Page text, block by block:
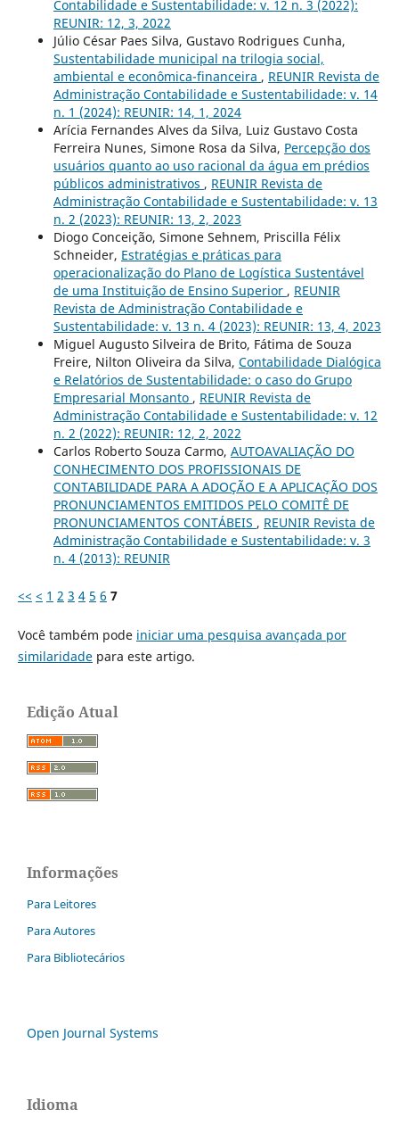
Contabilidade e Sustentabilidade: v. 12 n. 3 (2022):
REUNIR: 12, 3, 2022
Júlio César Paes Silva, Gustavo Rodrigues Cunha,
Sustentabilidade municipal na trilogia social,
ambiental e econômica-financeira , REUNIR Revista de
Administração Contabilidade e Sustentabilidade: v. 14
n. 1 (2024): REUNIR: 14, 1, 2024
Arícia Fernandes Alves da Silva, Luiz Gustavo Costa
Ferreira Nunes, Simone Rosa da Silva, Percepção dos
usuários quanto ao uso racional da água em prédios
públicos administrativos , REUNIR Revista de
Administração Contabilidade e Sustentabilidade: v. 13
n. 2 (2023): REUNIR: 13, 2, 2023
Diogo Conceição, Simone Sehnem, Priscilla Félix
Schneider, Estratégias e práticas para
operacionalização do Plano de Logística Sustentável
de uma Instituição de Ensino Superior , REUNIR
Revista de Administração Contabilidade e
Sustentabilidade: v. 13 n. 4 (2023): REUNIR: 13, 4, 2023
Miguel Augusto Silveira de Brito, Fátima de Souza
Freire, Nilton Oliveira da Silva, Contabilidade Dialógica
e Relatórios de Sustentabilidade: o caso do Grupo
Empresarial Monsanto , REUNIR Revista de
Administração Contabilidade e Sustentabilidade: v. 12
n. 2 (2022): REUNIR: 12, 2, 2022
Carlos Roberto Souza Carmo, AUTOAVALIAÇÃO DO
CONHECIMENTO DOS PROFISSIONAIS DE
CONTABILIDADE PARA A ADOÇÃO E A APLICAÇÃO DOS
PRONUNCIAMENTOS EMITIDOS PELO COMITÊ DE
PRONUNCIAMENTOS CONTÁBEIS , REUNIR Revista de
Administração Contabilidade e Sustentabilidade: v. 3
n. 4 (2013): REUNIR
<< < 1 2 3 4 5 6 7
Você também pode iniciar uma pesquisa avançada por
similaridadepara este artigo.
Edição Atual
Informações
Para Leitores
Para Autores
Para Bibliotecários
Open Journal Systems
Idioma